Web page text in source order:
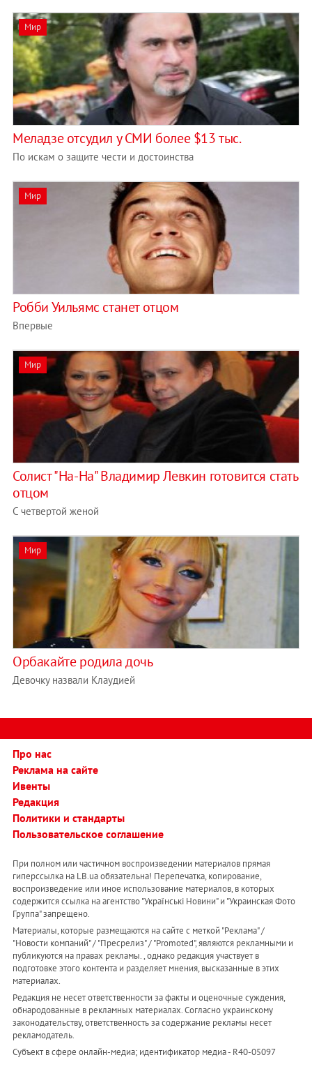
Мир
Меладзе отсудил у СМИ более $13 тыс.
По искам о защите чести и достоинства
Мир
Робби Уильямс станет отцом
Впервые
Мир
Солист "На-На" Владимир Левкин готовится стать
отцом
С четвертой женой
Мир
Орбакайте родила дочь
Девочку назвали Клаудией
Про нас
Реклама на сайте
Ивенты
Редакция
Политики и стандарты
Пользовательское соглашение
При полном или частичном воспроизведении материалов прямая
гиперссылка на LB.ua обязательна! Перепечатка, копирование,
воспроизведение или иное использование материалов, в которых
содержится ссылка на агентство "Українськi Новини" и "Украинская Фото
Группа" запрещено.
Материалы, которые размещаются на сайте с меткой "Реклама" /
"Новости компаний" / "Пресрелиз" / "Promoted", являются рекламными и
публикуются на правах рекламы. , однако редакция участвует в
подготовке этого контента и разделяет мнения, высказанные в этих
материалах.
Редакция не несет ответственности за факты и оценочные суждения,
обнародованные в рекламных материалах. Согласно украинскому
законодательству, ответственность за содержание рекламы несет
рекламодатель.
Субъект в сфере онлайн-медиа; идентификатор медиа - R40-05097